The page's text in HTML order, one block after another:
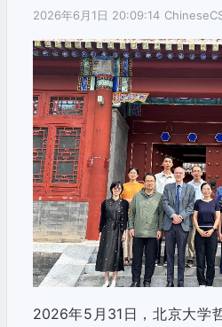
2026年6月1日 20:09:14
2026年5月31日，北京大学